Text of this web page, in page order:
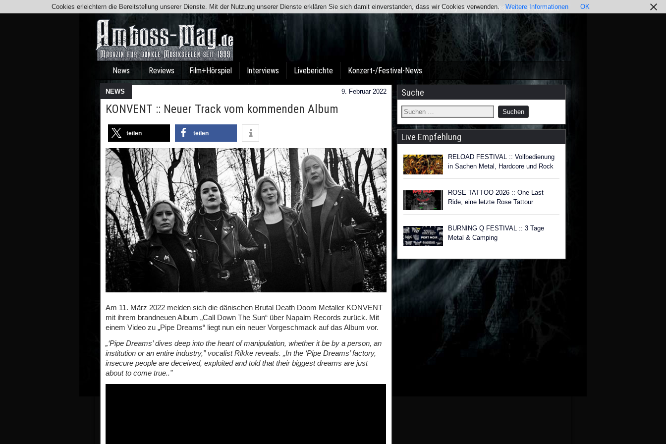
Team Kontakt Facebook Instagram Impressum / Datenschutz
News Reviews Film+Hörspiel Interviews Liveberichte Konzert-/Festival-News
NEWS 9. Februar 2022
KONVENT :: Neuer Track vom kommenden Album
teilen teilen
Am 11. März 2022 melden sich die dänischen Brutal Death Doom Metaller KONVENT
mit ihrem brandneuen Album „Call Down The Sun“ über Napalm Records zurück. Mit
einem Video zu „Pipe Dreams“ liegt nun ein neuer Vorgeschmack auf das Album vor.
„‘Pipe Dreams’ dives deep into the heart of manipulation, whether it be by a person, an
institution or an entire industry,” vocalist Rikke reveals. „In the ‘Pipe Dreams’ factory,
insecure people are deceived, exploited and told that their biggest dreams are just
about to come true..”
Suche
Live Empfehlung
RELOAD FESTIVAL :: Vollbedienung
in Sachen Metal, Hardcore und Rock
ROSE TATTOO 2026 :: One Last
Ride, eine letzte Rose Tattour
BURNING Q FESTIVAL :: 3 Tage
Metal & Camping
Cookies erleichtern die Bereitstellung unserer Dienste. Mit der Nutzung unserer Dienste erklären Sie sich damit einverstanden, dass wir Cookies verwenden. Weitere Informationen OK